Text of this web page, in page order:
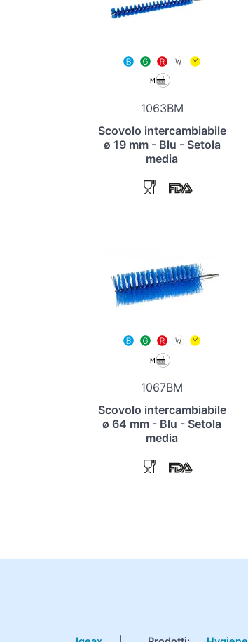
1063BM
Scovolo intercambiabile
ø 19 mm - Blu - Setola
media
1067BM
Scovolo intercambiabile
ø 64 mm - Blu - Setola
media